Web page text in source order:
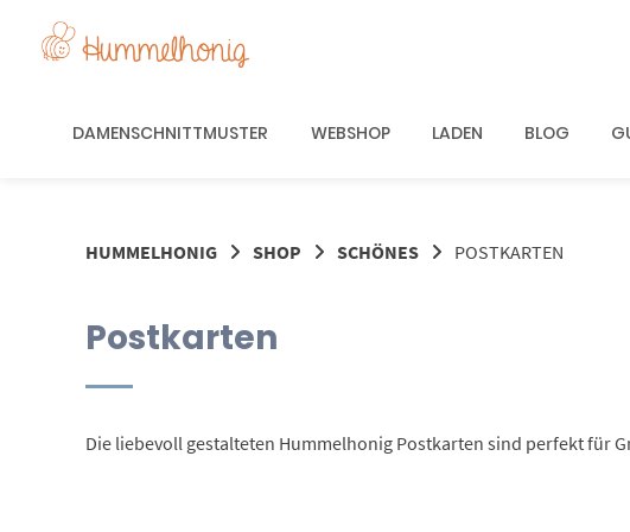
DAMENSCHNITTMUSTER WEBSHOP LADEN BLOG
HUMMELHONIG SHOP SCHÖNES POSTKARTEN
Postkarten
Die liebevoll gestalteten Hummelhonig Postkarten sind perfekt für